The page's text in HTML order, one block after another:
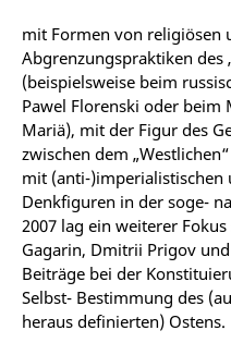
mit Formen von religiösen
Abgrenzungspraktiken des
(beispielsweise beim
Pawel Florenski oder
Mariä), mit der Figur des
zwischen dem
mit (anti-)imperialistischen
Denkfiguren in der soge-
2007 lag ein weiterer
Gagarin, Dmitrii Prigov
Beiträge bei der
Selbst- Bestimmung des
heraus definierten) Ostens.